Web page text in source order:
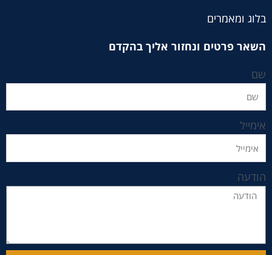
בלוג ומאמרים
השאר פרטים ונחזור אליך בהקדם
שם
אימייל
הודעה